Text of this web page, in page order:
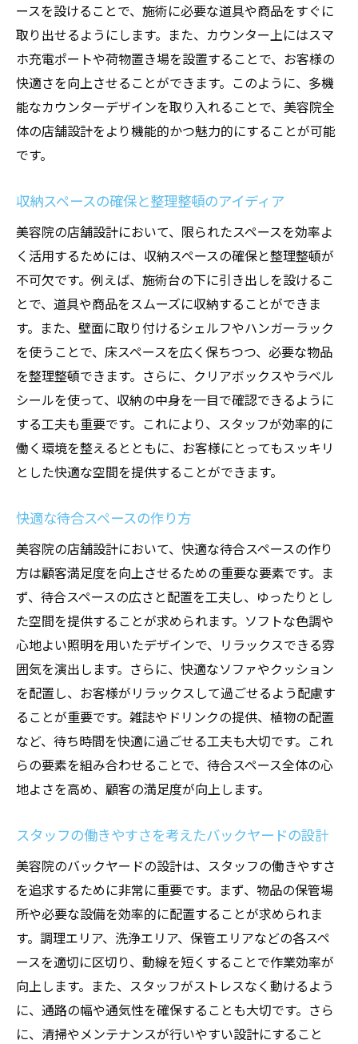
ースを設けることで、施術に必要な道具や商品をすぐに
取り出せるようにします。また、カウンター上にはスマ
ホ充電ポートや荷物置き場を設置することで、お客様の
快適さを向上させることができます。このように、多機
能なカウンターデザインを取り入れることで、美容院全
体の店舗設計をより機能的かつ魅力的にすることが可能
です。
収納スペースの確保と整理整頓のアイディア
美容院の店舗設計において、限られたスペースを効率よ
く活用するためには、収納スペースの確保と整理整頓が
不可欠です。例えば、施術台の下に引き出しを設けるこ
とで、道具や商品をスムーズに収納することができま
す。また、壁面に取り付けるシェルフやハンガーラック
を使うことで、床スペースを広く保ちつつ、必要な物品
を整理整頓できます。さらに、クリアボックスやラベル
シールを使って、収納の中身を一目で確認できるように
する工夫も重要です。これにより、スタッフが効率的に
働く環境を整えるとともに、お客様にとってもスッキリ
とした快適な空間を提供することができます。
快適な待合スペースの作り方
美容院の店舗設計において、快適な待合スペースの作り
方は顧客満足度を向上させるための重要な要素です。ま
ず、待合スペースの広さと配置を工夫し、ゆったりとし
た空間を提供することが求められます。ソフトな色調や
心地よい照明を用いたデザインで、リラックスできる雰
囲気を演出します。さらに、快適なソファやクッション
を配置し、お客様がリラックスして過ごせるよう配慮す
ることが重要です。雑誌やドリンクの提供、植物の配置
など、待ち時間を快適に過ごせる工夫も大切です。これ
らの要素を組み合わせることで、待合スペース全体の心
地よさを高め、顧客の満足度が向上します。
スタッフの働きやすさを考えたバックヤードの設計
美容院のバックヤードの設計は、スタッフの働きやすさ
を追求するために非常に重要です。まず、物品の保管場
所や必要な設備を効率的に配置することが求められま
す。調理エリア、洗浄エリア、保管エリアなどの各スペ
ースを適切に区切り、動線を短くすることで作業効率が
向上します。また、スタッフがストレスなく動けるよう
に、通路の幅や通気性を確保することも大切です。さら
に、清掃やメンテナンスが行いやすい設計にすること